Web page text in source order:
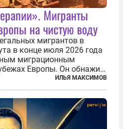
Мигранты
на чистую воду
мигрантов в
в конце июля 2026 года
миграционным
Европы. Он обнажил
внутри Евросоюза,
десятилетиями
политика ЕС
ИЛЬЯ МАКСИМОВ